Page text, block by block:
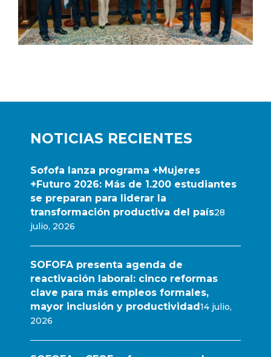
NOTICIAS RECIENTES
Sofofa lanza programa +Mujeres
+Futuro 2026: Más de 1.200 estudiantes
se preparan para liderar la
transformación productiva del país28
julio, 2026
SOFOFA presenta agenda de
reactivación laboral: cinco reformas
clave para más empleos formales,
mayor inclusión y productividad14 julio,
2026